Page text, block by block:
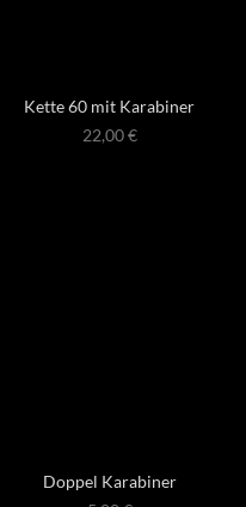
Kette 60 mit Karabiner
22,00€
Doppel Karabiner